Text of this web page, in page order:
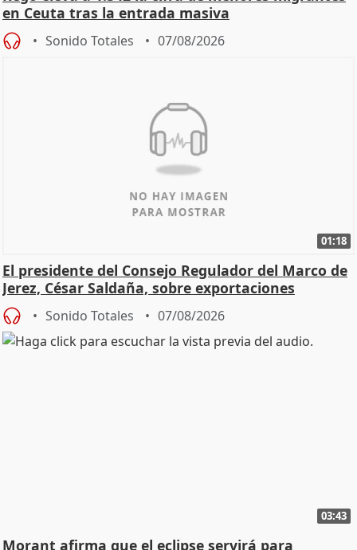
en Ceuta tras la entrada masiva
Sonido Totales 07/08/2026
01:18
El presidente del Consejo Regulador del Marco de
Jerez, César Saldaña, sobre exportaciones
Sonido Totales 07/08/2026
03:43
Morant afirma que el eclipse servirá para